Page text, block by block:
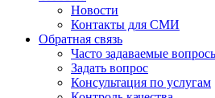
Новости
Контакты для СМИ
Обратная связь
Часто задаваемые
Задать вопрос
Консультация по услугам